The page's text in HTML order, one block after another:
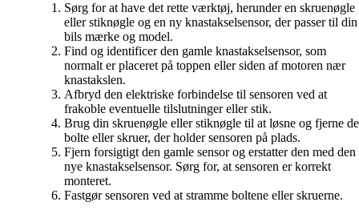
Sørg for at have det rette værktøj, herunder en skruenøgle
eller stiknøgle og en ny knastakselsensor, der passer til din
bils mærke og model.
Find og identificer den gamle knastakselsensor, som
normalt er placeret på toppen eller siden af motoren nær
knastakslen.
Afbryd den elektriske forbindelse til sensoren ved at
frakoble eventuelle tilslutninger eller stik.
Brug din skruenøgle eller stiknøgle til at løsne og fjerne de
bolte eller skruer, der holder sensoren på plads.
Fjern forsigtigt den gamle sensor og erstatter den med den
nye knastakselsensor. Sørg for, at sensoren er korrekt
monteret.
Fastgør sensoren ved at stramme boltene eller skruerne.